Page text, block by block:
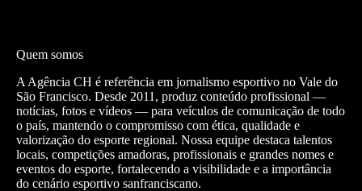
Quem somos
A Agência CH é referência em jornalismo esportivo no Vale do
São Francisco. Desde 2011, produz conteúdo profissional —
notícias, fotos e vídeos — para veículos de comunicação de todo
o país, mantendo o compromisso com ética, qualidade e
valorização do esporte regional. Nossa equipe destaca talentos
locais, competições amadoras, profissionais e grandes nomes e
eventos do esporte, fortalecendo a visibilidade e a importância
do cenário esportivo sanfranciscano.